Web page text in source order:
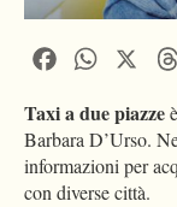
FacebookWhatsApp
Taxi a due piazze
Barbara D’Urso.
informazioni per
con diverse città.